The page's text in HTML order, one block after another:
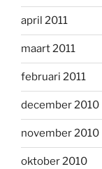
april 2011
maart 2011
februari 2011
december 2010
november 2010
oktober 2010